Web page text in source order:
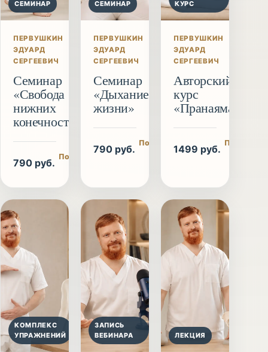
СЕМИНАР
ПЕРВУШКИН
ЭДУАРД
СЕРГЕЕВИЧ
Семинар
«Свобода
нижних
конечностей»
790 руб.
Подробнее
СЕМИНАР
ПЕРВУШКИН
ЭДУАРД
СЕРГЕЕВИЧ
Семинар
«Дыхание
жизни»
790 руб.
Подробнее
/ купить
КУРС
ПЕРВУШКИН
ЭДУАРД
СЕРГЕЕВИЧ
Авторский
курс
«Пранаяма»
1499 руб.
КОМПЛЕКС
УПРАЖНЕНИЙ
ЗАПИСЬ
ВЕБИНАРА
ЛЕКЦИЯ